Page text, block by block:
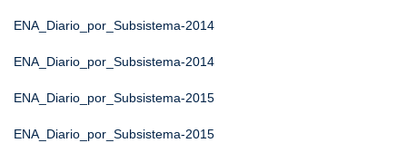
ENA_Diario_por_Subsistema-2014
ENA_Diario_por_Subsistema-2014
ENA_Diario_por_Subsistema-2015
ENA_Diario_por_Subsistema-2015